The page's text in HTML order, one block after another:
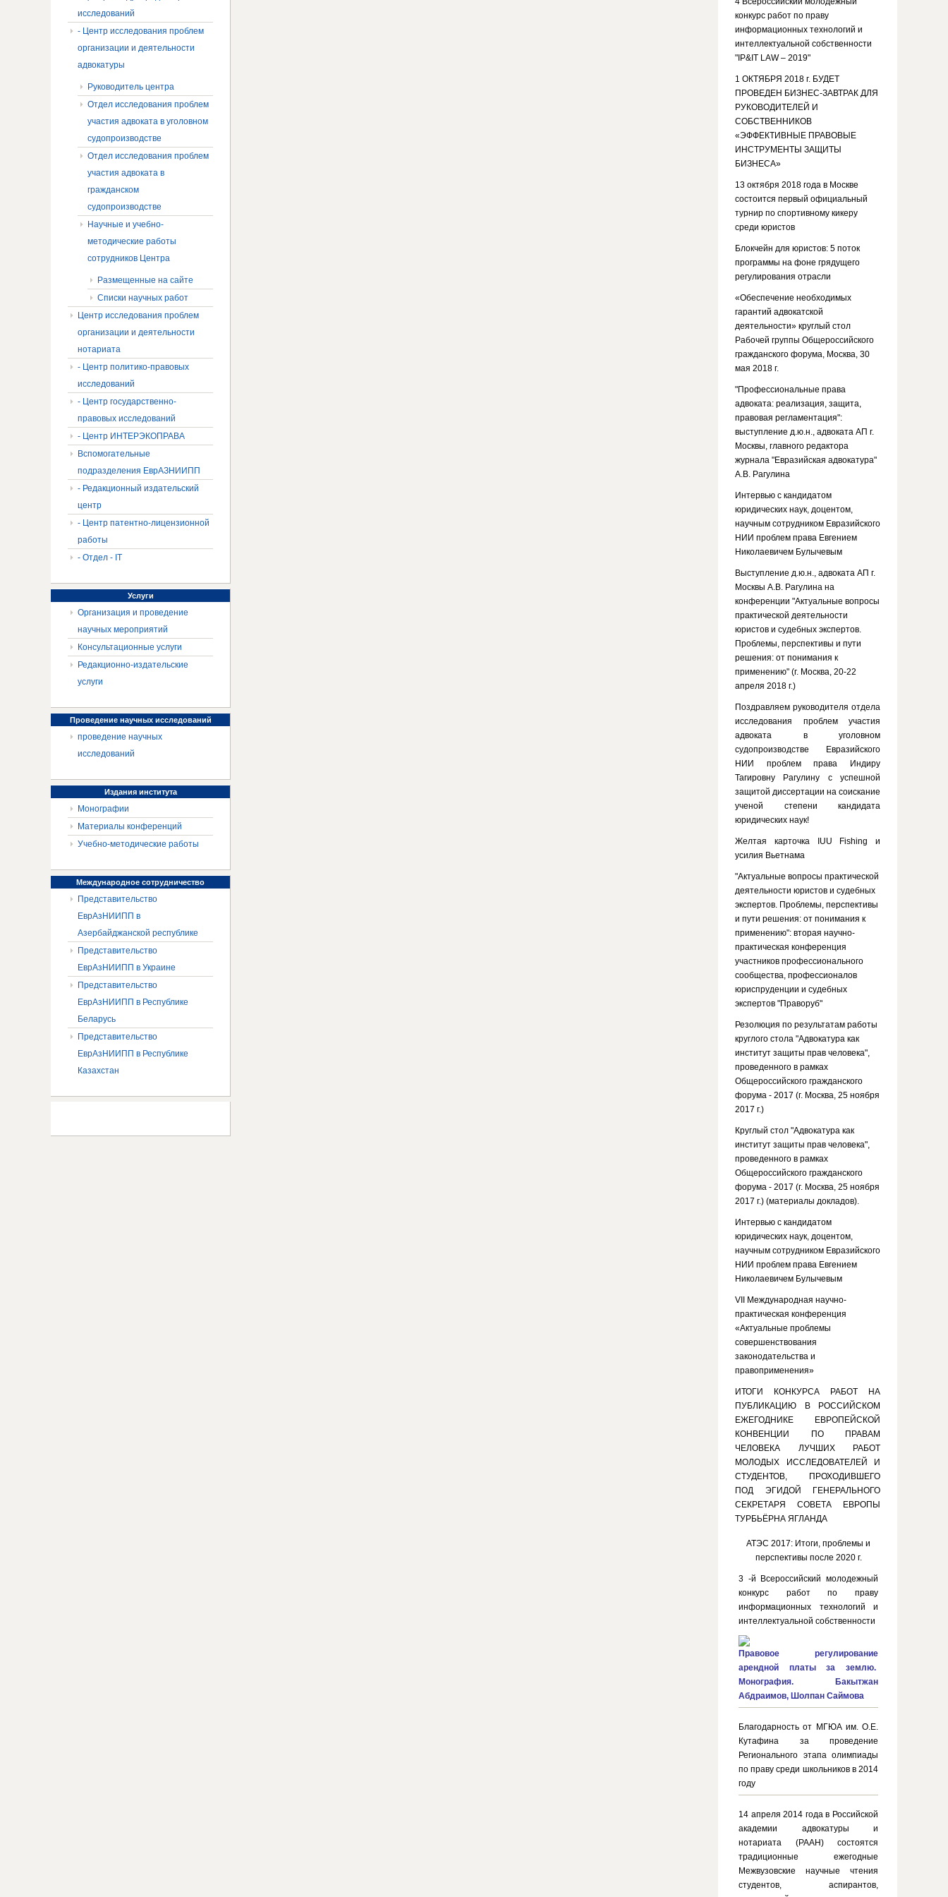
исследований
- Центр исследования проблем
организации и деятельности
адвокатуры
Руководитель центра
Отдел исследования проблем
участия адвоката в уголовном
судопроизводстве
Отдел исследования проблем
участия адвоката в
гражданском
судопроизводстве
Научные и учебно-
методические работы
сотрудников Центра
Размещенные на сайте
Списки научных работ
Центр исследования проблем
организации и деятельности
нотариата
- Центр политико-правовых
исследований
- Центр государственно-
правовых исследований
- Центр ИНТЕРЭКОПРАВА
Вспомогательные
подразделения ЕврАЗНИИПП
- Редакционный издательский
центр
- Центр патентно-лицензионной
работы
- Отдел - IT
Услуги
Организация и проведение
научных мероприятий
Консультационные услуги
Редакционно-издательские
услуги
Проведениенаучных исследований
проведение научных
исследований
Изданияинститута
Монографии
Материалы конференций
Учебно-методические работы
Международное сотрудничество
Представительство
ЕврАзНИИПП в
Азербайджанской республике
Представительство
ЕврАзНИИПП в Украине
Представительство
ЕврАзНИИПП в Республике
Беларусь
Представительство
ЕврАзНИИПП в Республике
Казахстан
конкурс работ по праву
информационных технологий и
интеллектуальной собственности
"IP&IT LAW – 2019"
1 ОКТЯБРЯ 2018 г. БУДЕТ
ПРОВЕДЕН БИЗНЕС-ЗАВТРАК ДЛЯ
РУКОВОДИТЕЛЕЙ И
СОБСТВЕННИКОВ
«ЭФФЕКТИВНЫЕ ПРАВОВЫЕ
ИНСТРУМЕНТЫ ЗАЩИТЫ
БИЗНЕСА»
13 октября 2018 года в Москве
состоится первый официальный
турнир по спортивному кикеру
среди юристов
Блокчейн для юристов: 5 поток
программы на фоне грядущего
регулирования отрасли
«Обеспечение необходимых
гарантий адвокатской
деятельности» круглый стол
Рабочей группы Общероссийского
гражданского форума, Москва, 30
мая 2018 г.
"Профессиональные права
адвоката: реализация, защита,
правовая регламентация":
выступление д.ю.н., адвоката АП г.
Москвы, главного редактора
журнала "Евразийская адвокатура"
А.В. Рагулина
Интервью с кандидатом
юридических наук, доцентом,
научным сотрудником Евразийского
НИИ проблем права Евгением
Николаевичем Булычевым
Выступление д.ю.н., адвоката АП г.
Москвы А.В. Рагулина на
конференции "Актуальные вопросы
практической деятельности
юристов и судебных экспертов.
Проблемы, перспективы и пути
решения: от понимания к
применению" (г. Москва, 20-22
апреля 2018 г.)
Поздравляем руководителя отдела
исследования проблем участия
адвоката в уголовном
судопроизводстве Евразийского
НИИ проблем права Индиру
Тагировну Рагулину с успешной
защитой диссертации на соискание
ученой степени кандидата
юридических наук!
Желтая карточка IUU Fishing и
усилия Вьетнама
"Актуальные вопросы практической
деятельности юристов и судебных
экспертов. Проблемы, перспективы
и пути решения: от понимания к
применению": вторая научно-
практическая конференция
участников профессионального
сообщества, профессионалов
юриспруденции и судебных
экспертов "Праворуб"
Резолюция по результатам работы
круглого стола "Адвокатура как
институт защиты прав человека",
проведенного в рамках
Общероссийского гражданского
форума - 2017 (г. Москва, 25 ноября
2017 г.)
Круглый стол "Адвокатура как
институт защиты прав человека",
проведенного в рамках
Общероссийского гражданского
форума - 2017 (г. Москва, 25 ноября
2017 г.) (материалы докладов).
Интервью с кандидатом
юридических наук, доцентом,
научным сотрудником Евразийского
НИИ проблем права Евгением
Николаевичем Булычевым
VII Международная научно-
практическая конференция
«Актуальные проблемы
совершенствования
законодательства и
правоприменения»
ИТОГИ КОНКУРСА РАБОТ НА
ПУБЛИКАЦИЮ В РОССИЙСКОМ
ЕЖЕГОДНИКЕ ЕВРОПЕЙСКОЙ
КОНВЕНЦИИ ПО ПРАВАМ
ЧЕЛОВЕКА ЛУЧШИХ РАБОТ
МОЛОДЫХ ИССЛЕДОВАТЕЛЕЙ И
СТУДЕНТОВ, ПРОХОДИВШЕГО
ПОД ЭГИДОЙ ГЕНЕРАЛЬНОГО
СЕКРЕТАРЯ СОВЕТА ЕВРОПЫ
ТУРБЬЁРНА ЯГЛАНДА
АТЭС 2017: Итоги, проблемы и
перспективы после 2020 г.
3 -й Всероссийский молодежный
конкурс работ по праву
информационных технологий и
интеллектуальной собственности
Правовое регулирование
арендной платы за землю.
Монография. Бакытжан
Абдраимов, Шолпан Саймова
Благодарность от МГЮА им. О.Е.
Кутафина за проведение
Регионального этапа олимпиады
по праву среди школьников в 2014
году
14 апреля 2014 года в Российской
академии адвокатуры и
нотариата (РААН) состоятся
традиционные ежегодные
Межвузовские научные чтения
студентов, аспирантов,